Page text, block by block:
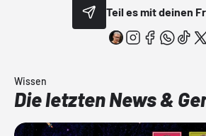
Teil es mit deinen
Wissen
Die letzten News &